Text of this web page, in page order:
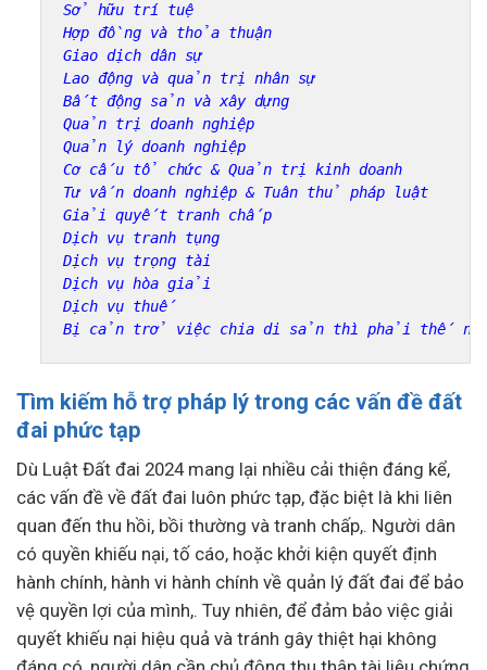
Sở hữu trí tuệ
Hợp đồng và thỏa thuận
Giao dịch dân sự
Lao động và quản trị nhân sự
Bất động sản và xây dựng
Quản trị doanh nghiệp
Quản lý doanh nghiệp
Cơ cấu tổ chức & Quản trị kinh doanh
Tư vấn doanh nghiệp & Tuân thủ pháp luật
Giải quyết tranh chấp
Dịch vụ tranh tụng
Dịch vụ trọng tài
Dịch vụ hòa giải
Dịch vụ thuế
Bị cản trở việc chia di sản thì phải thế
Tìm kiếm hỗ trợ pháp lý trong các vấn đề đất
đai phức tạp
Dù Luật Đất đai 2024 mang lại nhiều cải thiện đáng kể,
các vấn đề về đất đai luôn phức tạp, đặc biệt là khi liên
quan đến thu hồi, bồi thường và tranh chấp,. Người dân
có quyền khiếu nại, tố cáo, hoặc khởi kiện quyết định
hành chính, hành vi hành chính về quản lý đất đai để bảo
vệ quyền lợi của mình,. Tuy nhiên, để đảm bảo việc giải
quyết khiếu nại hiệu quả và tránh gây thiệt hại không